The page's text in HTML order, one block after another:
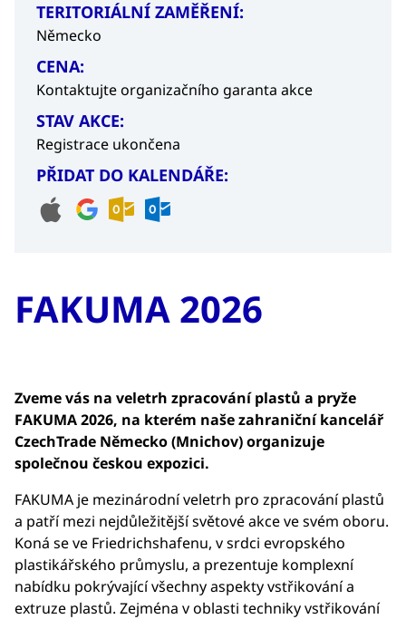
FAKUMA 2026
Zveme vás na veletrh zpracování plastů a pryže
FAKUMA 2026, na kterém naše zahraniční kancelář
CzechTrade Německo (Mnichov) organizuje
společnou českou expozici.
FAKUMA je mezinárodní veletrh pro zpracování plastů
a patří mezi nejdůležitější světové akce ve svém oboru.
Koná se ve Friedrichshafenu, v srdci evropského
plastikářského průmyslu, a prezentuje komplexní
nabídku pokrývající všechny aspekty vstřikování a
extruze plastů. Zejména v oblasti techniky vstřikování
TERITORIÁLNÍ ZAMĚŘENÍ:
Německo
CENA:
Kontaktujte organizačního garanta akce
STAV AKCE:
Registrace ukončena
PŘIDAT DO KALENDÁŘE: